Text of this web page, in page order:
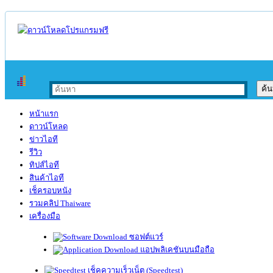
หน้าแรก
ดาวน์โหลด
ข่าวไอที
รีวิว
ทิปส์ไอที
สินค้าไอที
เช็ครอบหนัง
รวมคลิป Thaiware
เครื่องมือ
ซอฟต์แวร์
แอปพลิเคชันบนมือถือ
เช็คความเร็วเน็ต (Speedtest)